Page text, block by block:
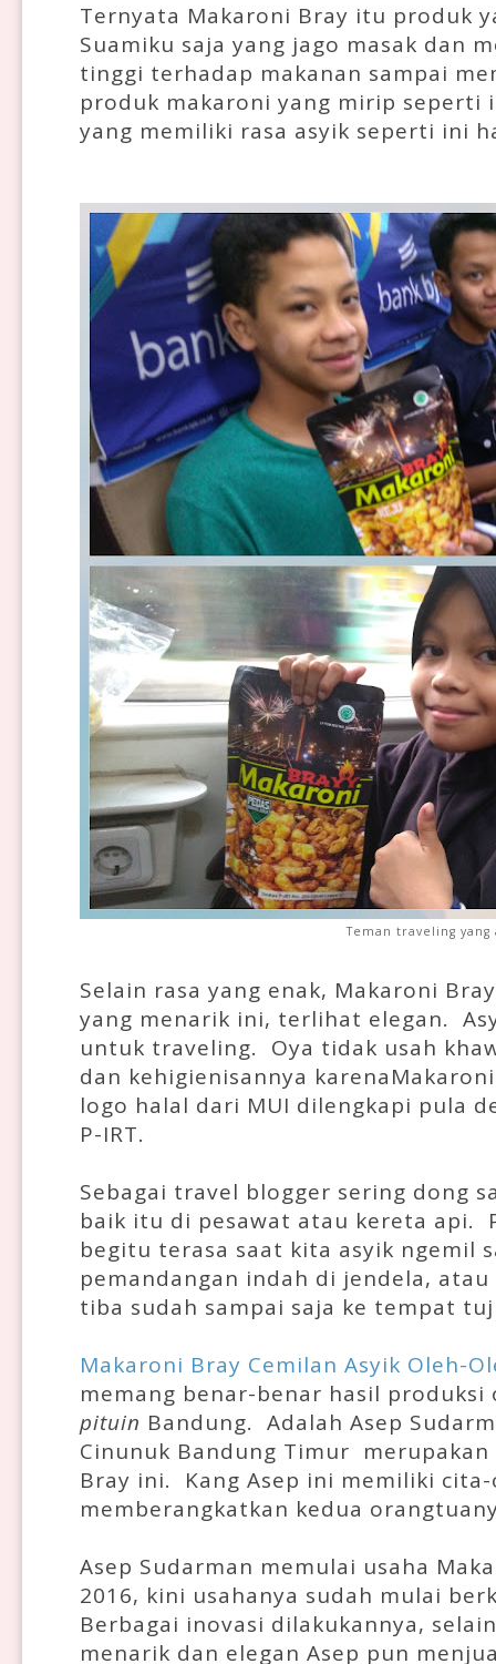
Ternyata Makaroni Bray itu produk
Suamiku saja yang jago masak dan
tinggi terhadap makanan sampai
produk makaroni yang mirip seperti
yang memiliki rasa asyik seperti ini
Teman traveling yang
Selain rasa yang enak, Makaroni
yang menarik ini, terlihat elegan.
untuk traveling. Oya tidak usah
dan kehigienisannya
logo halal dari MUI dilengkapi pula
P-IRT.
Sebagai travel blogger sering dong
baik itu di pesawat atau kereta api.
begitu terasa saat kita asyik ngemil
pemandangan indah di jendela,
tiba sudah sampai saja ke tempat
Makaroni Bray Cemilan Asyik Oleh-
memang benar-benar hasil produksi
pituin Bandung. Adalah Asep
Cinunuk Bandung Timur
Bray ini. Kang Asep ini memiliki
memberangkatkan kedua
Asep Sudarman memulai usaha
2016, kini usahanya sudah mulai
Berbagai inovasi dilakukannya,
menarik dan elegan Asep pun